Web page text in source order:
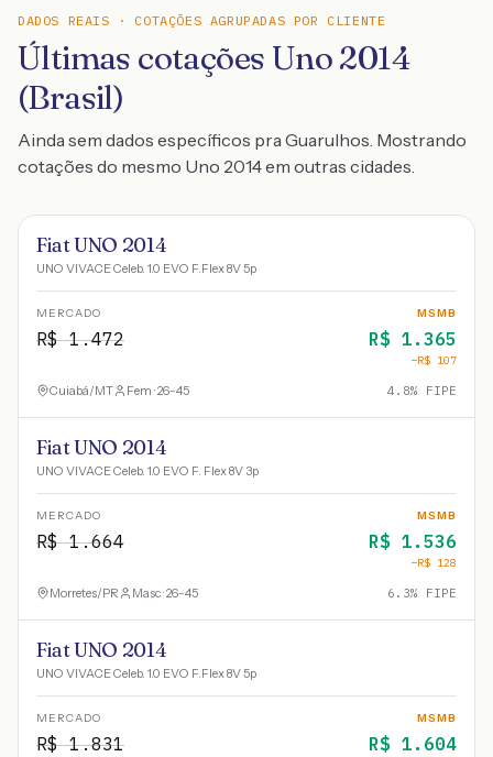
DADOS REAIS · COTAÇÕES AGRUPADAS POR CLIENTE
Últimas cotações Uno 2014
(Brasil)
Ainda sem dados específicos pra Guarulhos. Mostrando
cotações do mesmo Uno 2014 em outras cidades.
Fiat UNO 2014
UNO VIVACE Celeb. 1.0 EVO F.Flex 8V 5p
MERCADO
R$1.472
MSMB
R$ 1.365
−R$ 107
Cuiabá/MT Fem · 26-45 4.8% FIPE
Fiat UNO 2014
UNO VIVACE Celeb. 1.0 EVO F. Flex 8V 3p
MERCADO
R$1.664
MSMB
R$ 1.536
−R$ 128
Morretes/PR Masc · 26-45 6.3% FIPE
Fiat UNO 2014
UNO VIVACE Celeb. 1.0 EVO F.Flex 8V 5p
MERCADO
R$1.831
MSMB
R$ 1.604